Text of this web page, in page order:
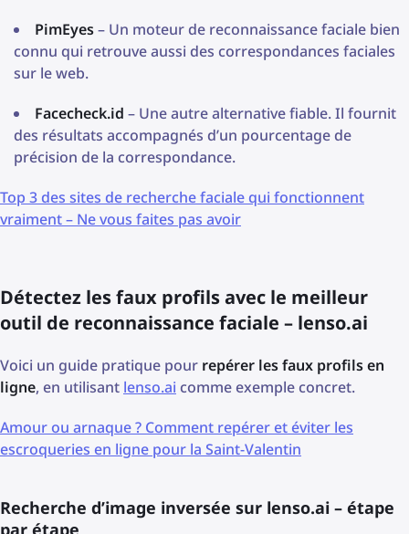
PimEyes– Un moteur de reconnaissance faciale bien
connu qui retrouve aussi des correspondances faciales
sur le web.
Facecheck.id – Une autre alternative fiable. Il fournit
des résultats accompagnés d’un pourcentage de
précision de la correspondance.
Top 3 des sites de recherche faciale qui fonctionnent
vraiment – Ne vous faites pas avoir
Détectez les faux profils avec le meilleur
outil de reconnaissance faciale – lenso.ai
Voici un guide pratique pour repérer les faux profils en
ligne, en utilisant lenso.ai comme exemple concret.
Amour ou arnaque ? Comment repérer et éviter les
escroqueries en ligne pour la Saint-Valentin
Recherche d’image inversée sur lenso.ai – étape
par étape